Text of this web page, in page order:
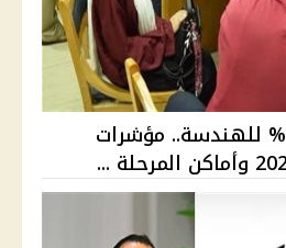
92.8% للطب و87.9% للهندسة.. مؤشرات